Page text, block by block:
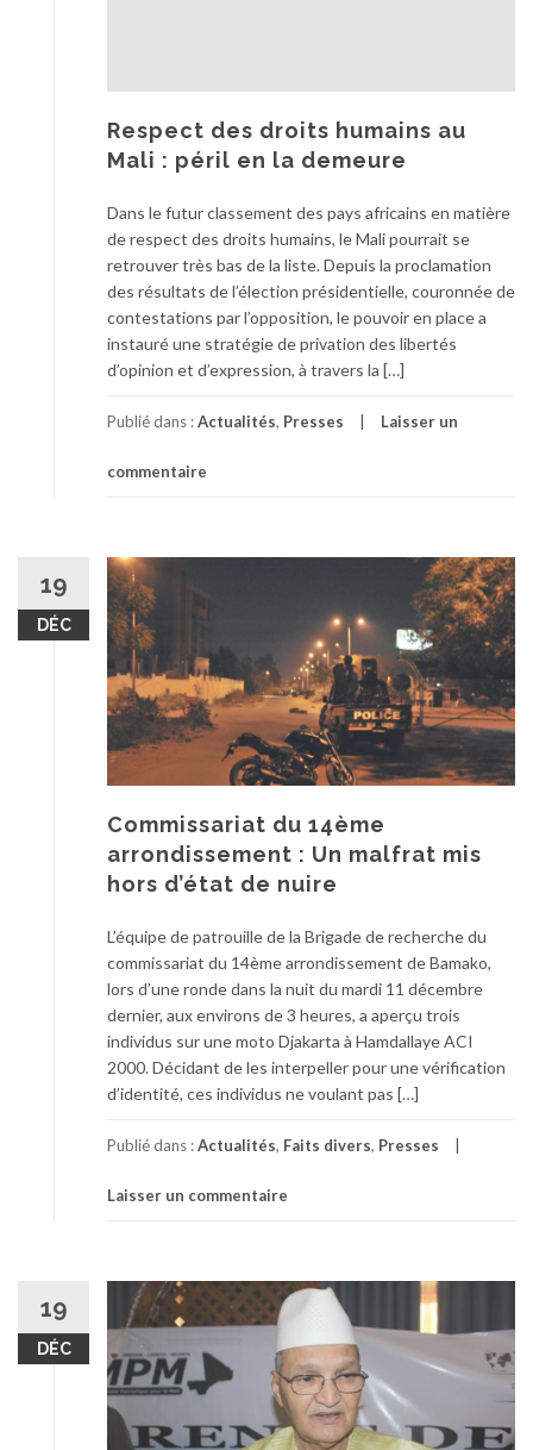
Respect des droits humains au
Mali : péril en la demeure
Dans le futur classement des pays africains en matière
de respect des droits humains, le Mali pourrait se
retrouver très bas de la liste. Depuis la proclamation
des résultats de l’élection présidentielle, couronnée de
contestations par l’opposition, le pouvoir en place a
instauré une stratégie de privation des libertés
d’opinion et d’expression, à travers la […]
Publié dans :Actualités, Presses Laisser un
commentaire
19
DÉC
Commissariat du 14ème
arrondissement : Un malfrat mis
hors d’état de nuire
L’équipe de patrouille de la Brigade de recherche du
commissariat du 14ème arrondissement de Bamako,
lors d’une ronde dans la nuit du mardi 11 décembre
dernier, aux environs de 3 heures, a aperçu trois
individus sur une moto Djakarta à Hamdallaye ACI
2000. Décidant de les interpeller pour une vérification
d’identité, ces individus ne voulant pas […]
Publié dans :Actualités, Faits divers, Presses
Laisser un commentaire
19
DÉC